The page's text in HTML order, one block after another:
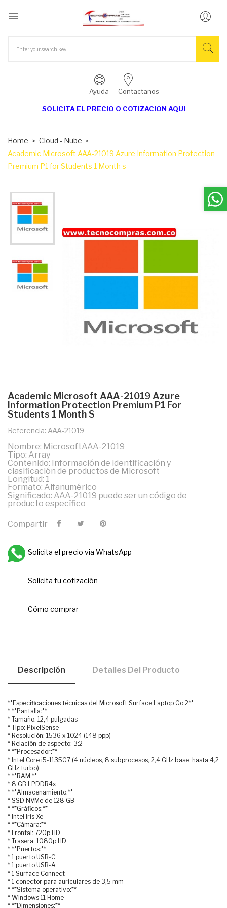

Ayuda Contactanos
SOLICITA EL PRECIO O COTIZACION AQUI
Home
Cloud - Nube
Academic Microsoft AAA-21019 Azure Information Protection
Premium P1 for Students 1 Month s
Academic Microsoft AAA-21019 Azure
Information Protection Premium P1 For
Students 1 Month S
Referencia: AAA-21019
Nombre: MicrosoftAAA-21019
Tipo: Array
Contenido: Información de identificación y
clasificación de productos de Microsoft
Longitud: 1
Formato: Alfanumérico
Significado: AAA-21019 puede ser un código de
producto específico
Compartir
Solicita el precio via WhatsApp
Solicita tu cotización
Cómo comprar
Descripción Detalles Del Producto
**Especificaciones técnicas del Microsoft Surface Laptop Go 2**
* **Pantalla:**
* Tamaño: 12,4 pulgadas
* Tipo: PixelSense
* Resolución: 1536 x 1024 (148 ppp)
* Relación de aspecto: 3:2
* **Procesador:**
* Intel Core i5-1135G7 (4 núcleos, 8 subprocesos, 2,4 GHz base, hasta 4,2
GHz turbo)
* **RAM:**
* 8 GB LPDDR4x
* **Almacenamiento:**
* SSD NVMe de 128 GB
* **Gráficos:**
* Intel Iris Xe
* **Cámara:**
* Frontal: 720p HD
* Trasera: 1080p HD
* **Puertos:**
* 1 puerto USB-C
* 1 puerto USB-A
* 1 Surface Connect
* 1 conector para auriculares de 3,5 mm
* **Sistema operativo:**
* Windows 11 Home
* **Dimensiones:**